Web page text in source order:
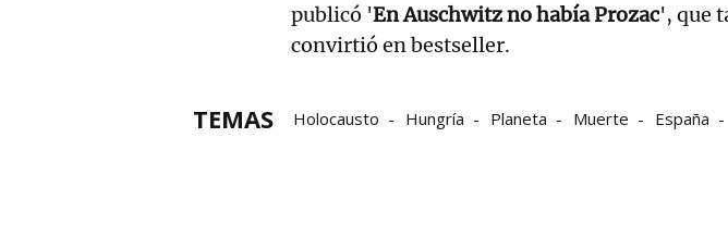
publicó 'En Auschwitz no había Prozac', que
convirtió en bestseller.
TEMAS Holocausto Hungría Planeta Muerte España